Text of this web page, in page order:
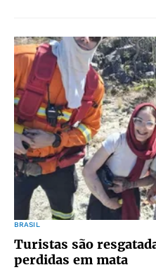
BRASIL
Turistas são
perdidas em mata